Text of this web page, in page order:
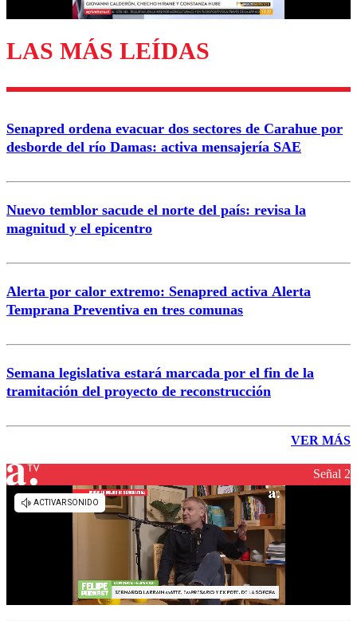
Enviar comentario
LAS MÁS LEÍDAS
Senapred ordena evacuar dos sectores de Carahue por
desborde del río Damas: activa mensajería SAE
Nuevo temblor sacude el norte del país: revisa la
magnitud y el epicentro
Alerta por calor extremo: Senapred activa Alerta
Temprana Preventiva en tres comunas
Semana legislativa estará marcada por el fin de la
tramitación del proyecto de reconstrucción
VER MÁS
Señal 2